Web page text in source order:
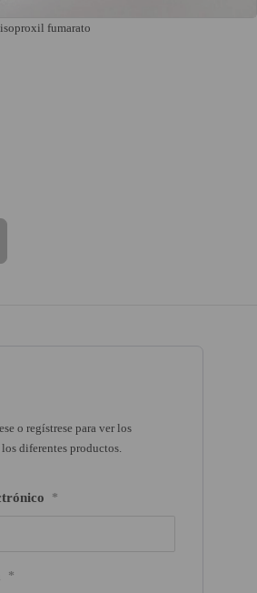
o regístrese para ver los
diferentes productos.
*
*
fumarato